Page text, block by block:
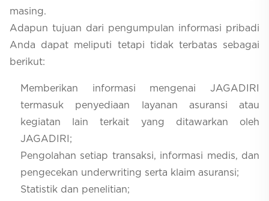
masing.
Adapun tujuan dari pengumpulan informasi pribadi
Anda dapat meliputi tetapi tidak terbatas sebagai
berikut:
Memberikan informasi mengenai JAGADIRI
termasuk penyediaan layanan asuransi atau
kegiatan lain terkait yang ditawarkan oleh
JAGADIRI;
Pengolahan setiap transaksi, informasi medis, dan
pengecekan underwriting serta klaim asuransi;
Statistik dan penelitian;